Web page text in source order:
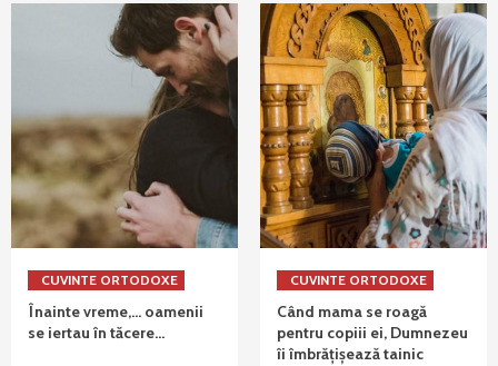
CUVINTE ORTODOXE
Înainte vreme,… oamenii
se iertau în tăcere…
CUVINTE ORTODOXE
Când mama se roagă
pentru copiii ei, Dumnezeu
îi îmbrățișează tainic